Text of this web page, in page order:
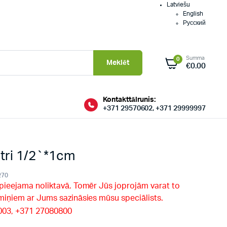
Latviešu
English
Русский
Meklēt 0 Summa
€0.00
Kontakttālrunis:
+371 29570602, +371 29999997
1/2`*1cm
noliktavā. Tomēr Jūs joprojām varat to
ar Jums sazināsies mūsu speciālists.
+371 27080800